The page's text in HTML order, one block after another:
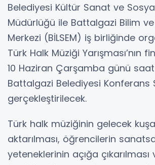
Belediyesi Kültür Sanat ve
Müdürlüğü ile Battalgazi Bilim
Merkezi (BİLSEM) iş birliğinde
Türk Halk Müziği Yarışması’nın
10 Haziran Çarşamba günü saat
Battalgazi Belediyesi Konferans
gerçekleştirilecek.
Türk halk müziğinin gelecek
aktarılması, öğrencilerin
yeteneklerinin açığa